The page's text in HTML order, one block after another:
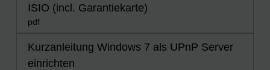
ISIO (incl. Garantiekarte)
pdf
Kurzanleitung Windows 7 als UPnP Server
einrichten